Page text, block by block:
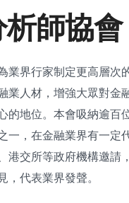
析師協會
業界行家制定更高層次
業人材，增強大眾對金
的地位。本會吸納逾百
一，在金融業界有一定
港交所等政府機構邀請
代表業界發聲。